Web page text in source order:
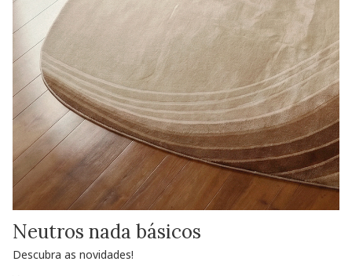
Neutros nada básicos
Descubra as novidades!